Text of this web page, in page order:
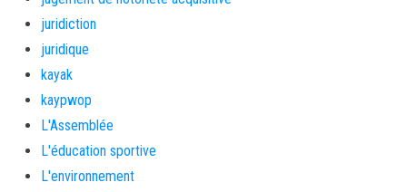
juridiction
juridique
kayak
kaypwop
L'Assemblée
L'éducation sportive
L'environnement